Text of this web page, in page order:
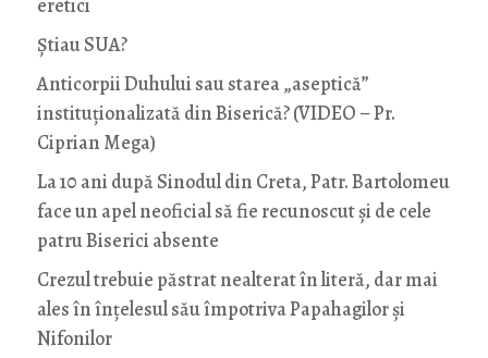
eretici
Știau SUA?
Anticorpii Duhului sau starea „aseptică”
instituționalizată din Biserică? (VIDEO – Pr.
Ciprian Mega)
La 10 ani după Sinodul din Creta, Patr. Bartolomeu
face un apel neoficial să fie recunoscut și de cele
patru Biserici absente
Crezul trebuie păstrat nealterat în literă, dar mai
ales în înțelesul său împotriva Papahagilor și
Nifonilor